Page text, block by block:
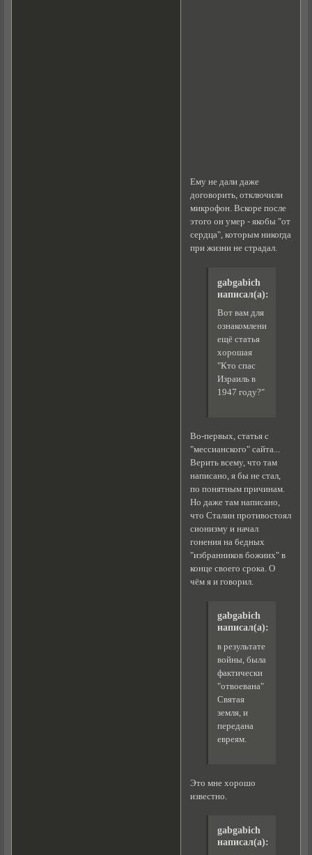
Ему не дали даже
договорить, отключили
микрофон. Вскоре после
этого он умер - якобы "от
сердца", которым никогда
при жизни не страдал.
gabgabich
написал(а):
Вот вам для
ознакомления
ещё статья
хорошая
"Кто спас
Израиль в
1947 году?"
Во-первых, статья с
"мессианского" сайта...
Верить всему, что там
написано, я бы не стал,
по понятным причинам.
Но даже там написано,
что Сталин противостоял
сионизму и начал
гонения на бедных
"избранников божиих" в
конце своего срока. О
чём я и говорил.
gabgabich
написал(а):
в результате
войны, была
фактически
"отвоевана"
Святая
земля, и
передана
евреям.
Это мне хорошо
известно.
gabgabich
написал(а):